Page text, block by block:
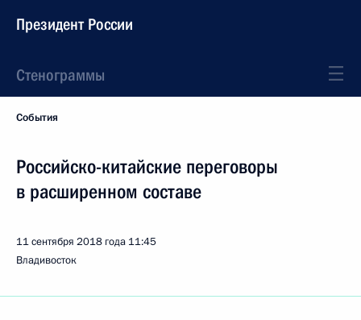
Президент России
Стенограммы
События
Российско-китайские переговоры
в расширенном составе
11 сентября 2018 года 11:45
Владивосток